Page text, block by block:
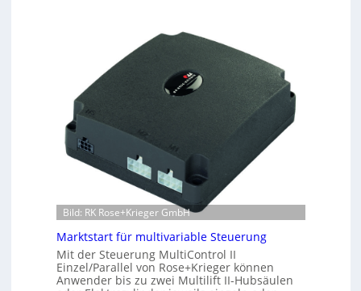
k
W
e
g
s
e
n
s
o
r
ü
Bild: RK Rose+Krieger GmbH
Marktstart für multivariable Steuerung
Mit der Steuerung MultiControl II
Einzel/Parallel von Rose+Krieger können
Anwender bis zu zwei Multilift II-Hubsäulen